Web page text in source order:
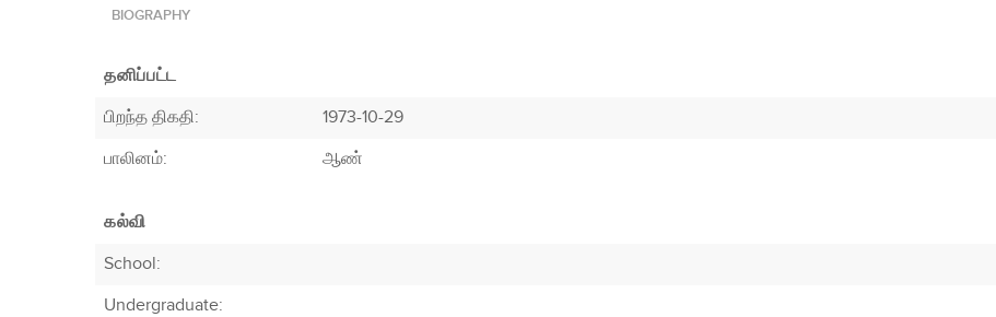
BIOGRAPHY
தனிப்பட்ட
பிறந்த திகதி:
1973-10-29
பாலினம்:
ஆண்
கல்வி
School:
Undergraduate: